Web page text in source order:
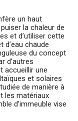
un haut
la chaleur de
et d’utiliser cette
chaude
du concept
d’autres
accueillir une
et solaires
de manière à
les matériaux
d’immeuble vise